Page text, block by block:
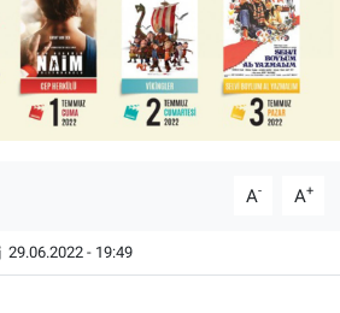
A- A+
29.06.2022 - 19:49